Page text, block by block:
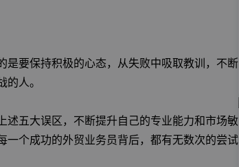
要保持积极的心态，从失败中吸取教训，不断
人。
五大误区，不断提升自己的专业能力和市场敏
个成功的外贸业务员背后，都有无数次的尝试